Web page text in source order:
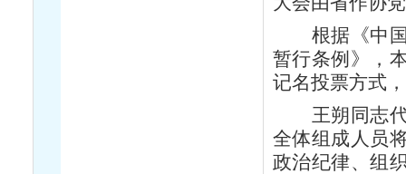
根据《中国
暂行条例》，
记名投票方式
王朔同志代
全体组成人员
政治纪律、组